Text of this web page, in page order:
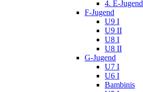
4. E-Jugend
F-Jugend
U9 I
U9 II
U8 I
U8 II
G-Jugend
U7 I
U6 I
Bambinis